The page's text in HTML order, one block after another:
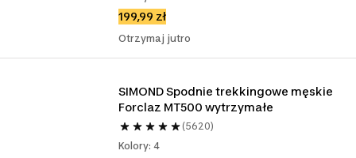
199,99 zł
Otrzymaj jutro
SIMOND Spodnie trekkingowe męskie
(5620)
Kolory: 4